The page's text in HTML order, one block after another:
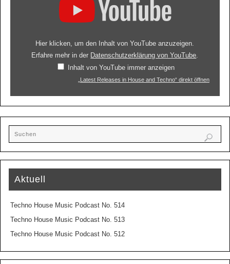
Hier klicken, um den Inhalt von YouTube anzuzeigen.
Erfahre mehr in der Datenschutzerklärung von YouTube.
Inhalt von YouTube immer anzeigen
„Latest Releases in House and Techno“ direkt öffnen
Aktuell
Techno House Music Podcast No. 514
Techno House Music Podcast No. 513
Techno House Music Podcast No. 512